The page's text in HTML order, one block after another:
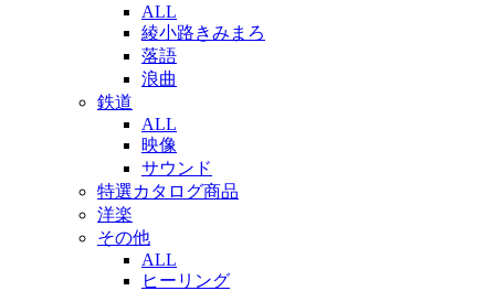
ALL
綾小路きみまろ
落語
浪曲
鉄道
ALL
映像
サウンド
特選カタログ商品
洋楽
その他
ALL
ヒーリング